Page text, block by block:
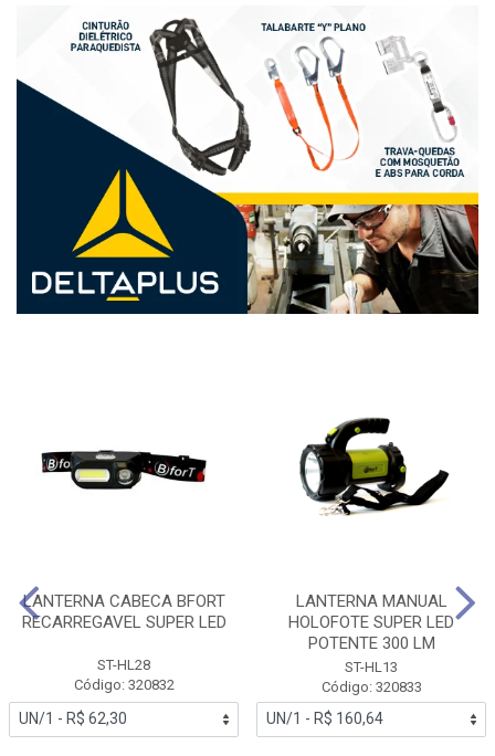
LANTERNA CABECA BFORT
RECARREGAVEL SUPER LED
ST-HL28
Código: 320832
LANTERNA MANUAL
HOLOFOTE SUPER LED
POTENTE 300 LM
ST-HL13
Código: 320833